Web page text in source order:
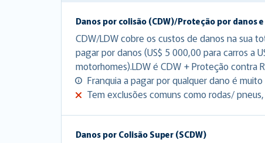
Danos por colisão (CDW)/Proteção por danos
CDW/LDW cobre os custos de danos na sua
pagar por danos (US$ 5 000,00 para carros a
motorhomes).LDW é CDW + Proteção contra
Franquia a pagar por qualquer dano é muito
Tem exclusões comuns como rodas/
Danos por Colisão Super (SCDW)